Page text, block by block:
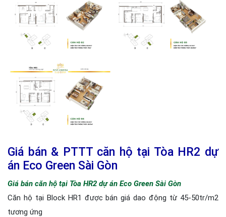
Giá bán & PTTT căn hộ tại Tòa HR2 dự
án Eco Green Sài Gòn
Giá bán căn hộ tại Tòa HR2 dự án Eco Green Sài Gòn
Căn hộ tại Block HR1 được bán giá dao động từ 45-50tr/m2
tương ứng